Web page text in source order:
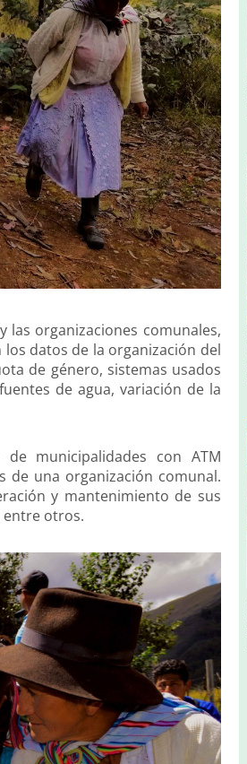
las organizaciones comunales,
datos de la organización del
de género, sistemas usados
de agua, variación de la
municipalidades con ATM
de una organización comunal.
y mantenimiento de sus
entre otros.